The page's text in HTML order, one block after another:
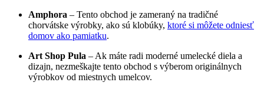
Amphora – Tento obchod je zameraný na tradičné
chorvátske výrobky, ako sú klobúky, ktoré si môžete odniesť
domov ako pamiatku.
Art Shop Pula – Ak máte radi moderné umelecké diela a
dizajn, nezmeškajte tento obchod s výberom originálnych
výrobkov od miestnych umelcov.